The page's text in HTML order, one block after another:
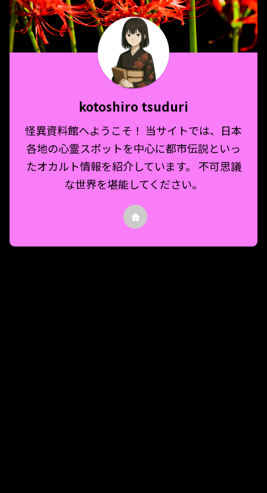
kotoshiro tsuduri
怪異資料館へようこそ！ 当サイトでは、日本
各地の心霊スポットを中心に都市伝説といっ
たオカルト情報を紹介しています。 不可思議
な世界を堪能してください。